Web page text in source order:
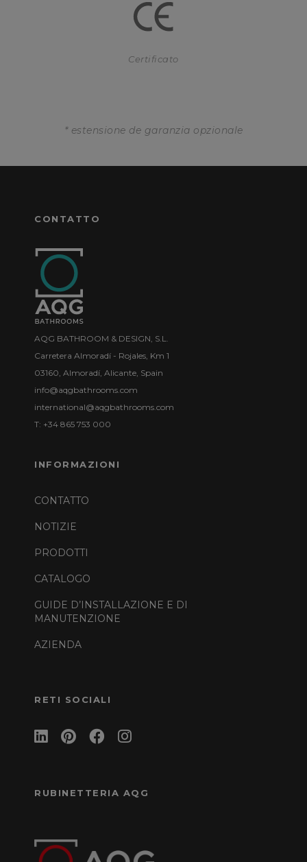
Certificato
* estensione de garanzia opzionale
CONTATTO
AQG BATHROOM & DESIGN, S.L.
Carretera Almoradí - Rojales, Km 1
03160, Almoradí, Alicante, Spain
info@aqgbathrooms.com
international@aqgbathrooms.com
T: +34 865 753 000
INFORMAZIONI
CONTATTO
NOTIZIE
PRODOTTI
CATALOGO
GUIDE D’INSTALLAZIONE E DI
MANUTENZIONE
AZIENDA
RETI SOCIALI
RUBINETTERIA AQG